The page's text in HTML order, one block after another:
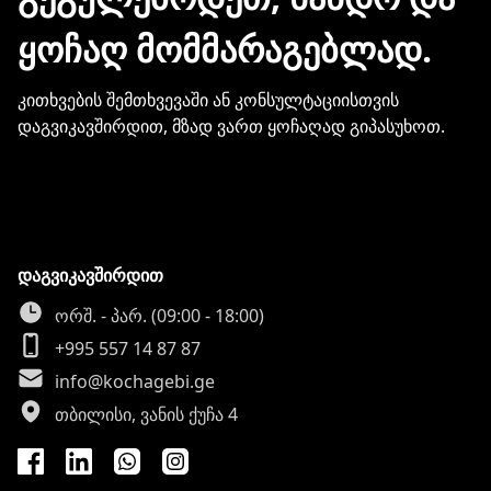
ᲧᲝᲩᲐᲦ ᲛᲝᲛᲛᲐᲠᲐᲒᲔᲑᲚᲐᲓ.
კითხვების შემთხვევაში ან კონსულტაციისთვის
დაგვიკავშირდით, მზად ვართ ყოჩაღად გიპასუხოთ.
დაგვიკავშირდით
ორშ. - პარ. (09:00 - 18:00)
+995 557 14 87 87
info@kochagebi.ge
თბილისი, ვანის ქუჩა 4